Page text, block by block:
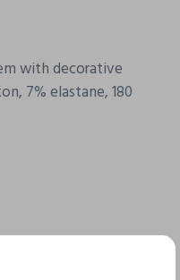
with decorative
7% elastane, 180